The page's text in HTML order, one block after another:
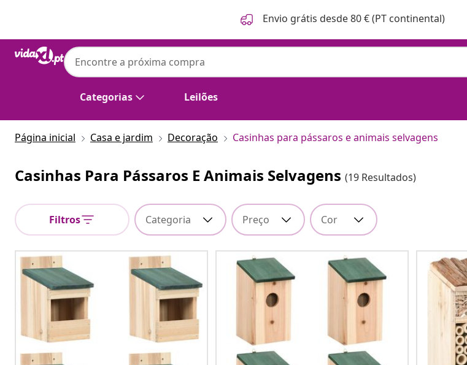
Envio grátis desde 80 € (PT continental)
Categorias Leilões
Página inicial Casa e jardim Decoração Casinhas para pássaros e animais selvagens
Casinhas Para Pássaros E Animais Selvagens (19 Resultados)
Filtros Categoria Preço Cor